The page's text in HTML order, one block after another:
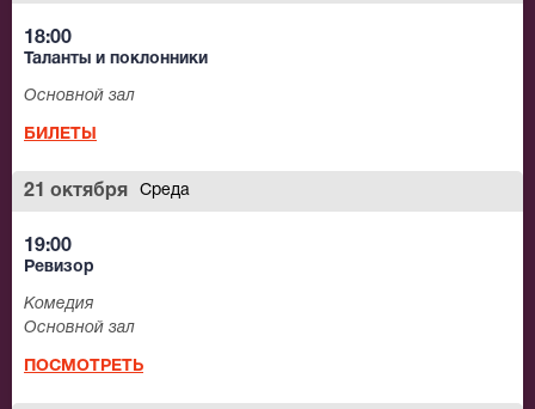
18:00
Таланты и поклонники
Основной зал
БИЛЕТЫ
21 октября Среда
19:00
Ревизор
Комедия
Основной зал
ПОСМОТРЕТЬ